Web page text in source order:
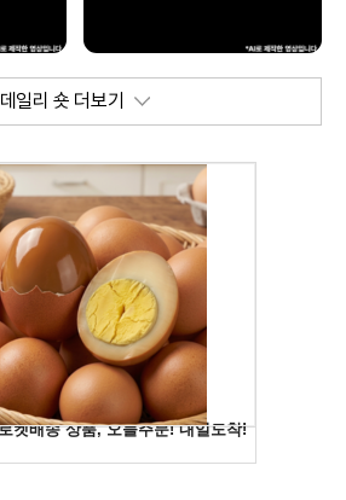
데일리 숏 더보기